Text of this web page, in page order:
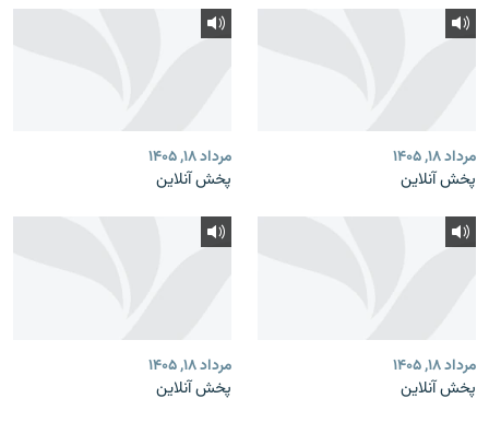
مرداد ۱۸, ۱۴۰۵
پخش آنلاین
مرداد ۱۸, ۱۴۰۵
پخش آنلاین
مرداد ۱۸, ۱۴۰۵
پخش آنلاین
مرداد ۱۸, ۱۴۰۵
پخش آنلاین